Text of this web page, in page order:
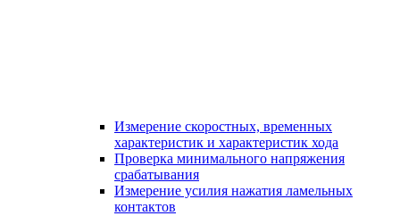
Измерение скоростных, временных
характеристик и характеристик хода
Проверка минимального напряжения
срабатывания
Измерение усилия нажатия ламельных
контактов